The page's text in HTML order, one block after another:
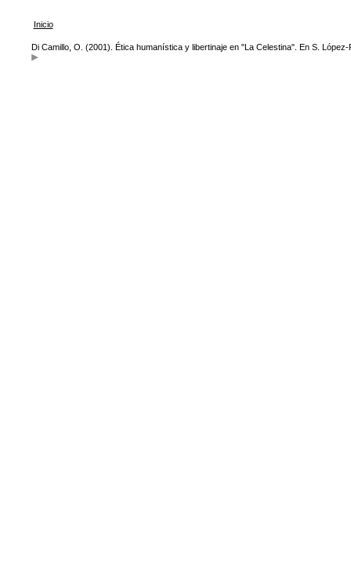
Inicio
Di Camillo, O. (2001). Ética humanística y libertinaje en "La Celestina". En S.